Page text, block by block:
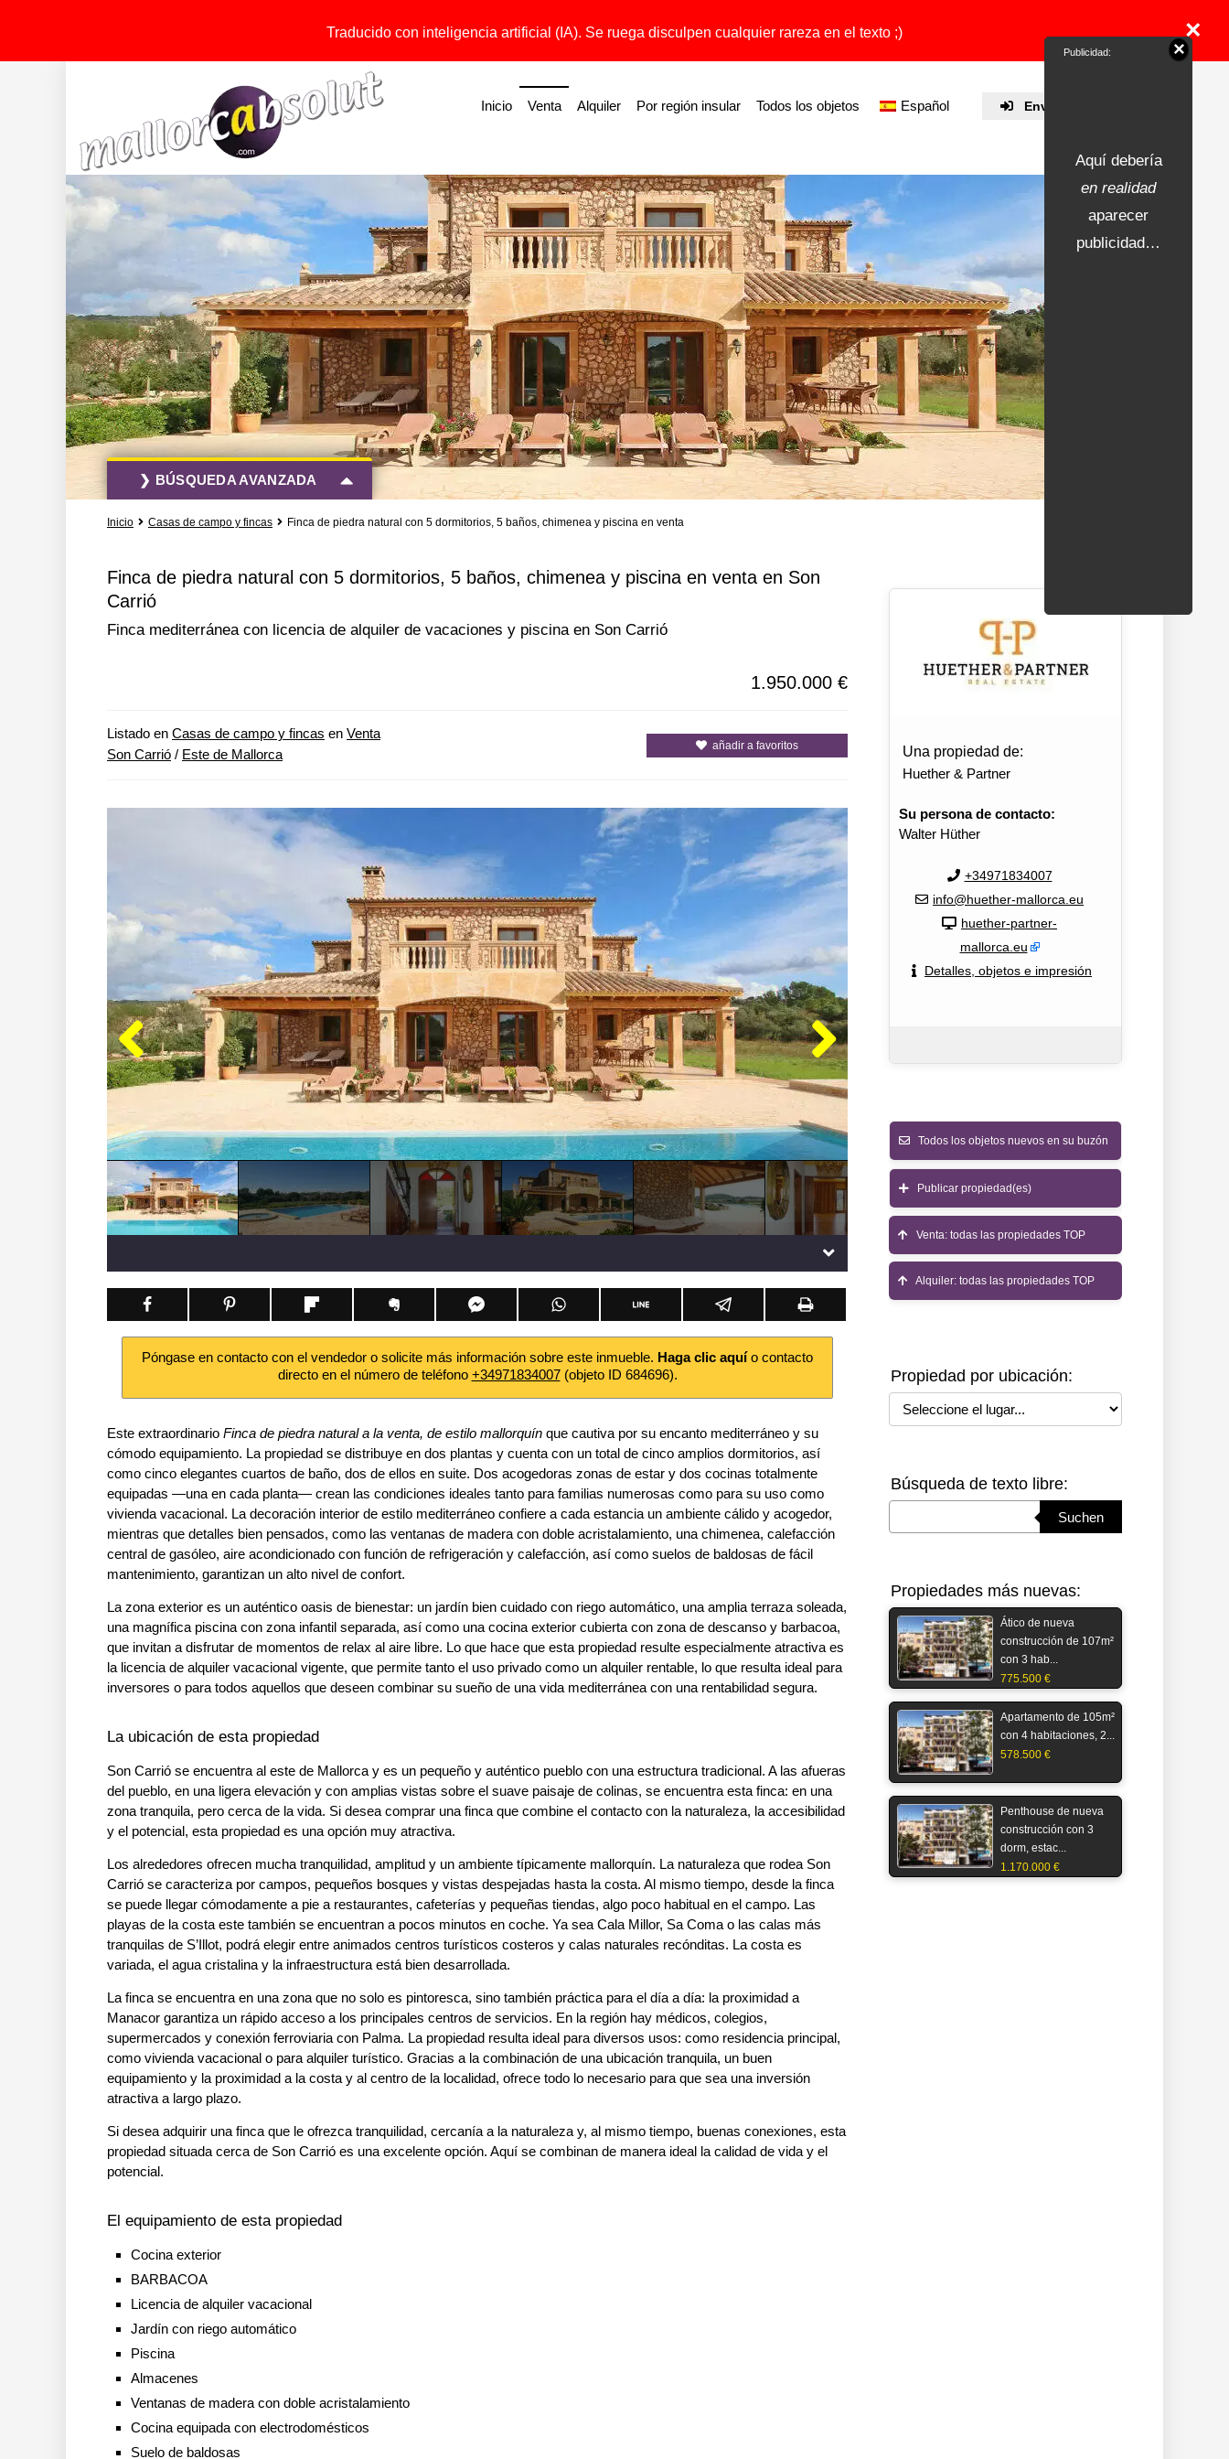
Traducido con inteligencia artificial (IA). Se ruega disculpen cualquier rareza en el texto ;) ×
Enviar propiedad
Inicio Venta Alquiler Por región insular Todos los objetos Español
❯ BÚSQUEDA AVANZADA
Todas las acciones Todas las ciudades
Más opciones de búsqueda
Inicio Casas de campo y fincas Finca de piedra natural con 5 dormitorios, 5 baños, chimenea y piscina en venta
Finca de piedra natural con 5 dormitorios, 5 baños, chimenea y piscina en venta en Son
Carrió
Finca mediterránea con licencia de alquiler de vacaciones y piscina en Son Carrió
1.950.000 €
Listado en Casas de campo y fincas en Venta
Son Carrió / Este de Mallorca
añadir a favoritos
Póngase en contacto con el vendedor o solicite más información sobre este inmueble. Haga clic aquío contacto
directo en el número de teléfono +34971834007(objeto ID 684696).
Este extraordinario Finca de piedra natural a la venta, de estilo mallorquín que cautiva por su encanto mediterráneo y su
cómodo equipamiento. La propiedad se distribuye en dos plantas y cuenta con un total de cinco amplios dormitorios, así
como cinco elegantes cuartos de baño, dos de ellos en suite. Dos acogedoras zonas de estar y dos cocinas totalmente
equipadas —una en cada planta— crean las condiciones ideales tanto para familias numerosas como para su uso como
vivienda vacacional. La decoración interior de estilo mediterráneo confiere a cada estancia un ambiente cálido y acogedor,
mientras que detalles bien pensados, como las ventanas de madera con doble acristalamiento, una chimenea, calefacción
central de gasóleo, aire acondicionado con función de refrigeración y calefacción, así como suelos de baldosas de fácil
mantenimiento, garantizan un alto nivel de confort.
La zona exterior es un auténtico oasis de bienestar: un jardín bien cuidado con riego automático, una amplia terraza soleada,
una magnífica piscina con zona infantil separada, así como una cocina exterior cubierta con zona de descanso y barbacoa,
que invitan a disfrutar de momentos de relax al aire libre. Lo que hace que esta propiedad resulte especialmente atractiva es
la licencia de alquiler vacacional vigente, que permite tanto el uso privado como un alquiler rentable, lo que resulta ideal para
inversores o para todos aquellos que deseen combinar su sueño de una vida mediterránea con una rentabilidad segura.
La ubicación de esta propiedad
Son Carrió se encuentra al este de Mallorca y es un pequeño y auténtico pueblo con una estructura tradicional. A las afueras
del pueblo, en una ligera elevación y con amplias vistas sobre el suave paisaje de colinas, se encuentra esta finca: en una
zona tranquila, pero cerca de la vida. Si desea comprar una finca que combine el contacto con la naturaleza, la accesibilidad
y el potencial, esta propiedad es una opción muy atractiva.
Los alrededores ofrecen mucha tranquilidad, amplitud y un ambiente típicamente mallorquín. La naturaleza que rodea Son
Carrió se caracteriza por campos, pequeños bosques y vistas despejadas hasta la costa. Al mismo tiempo, desde la finca
se puede llegar cómodamente a pie a restaurantes, cafeterías y pequeñas tiendas, algo poco habitual en el campo. Las
playas de la costa este también se encuentran a pocos minutos en coche. Ya sea Cala Millor, Sa Coma o las calas más
tranquilas de S’Illot, podrá elegir entre animados centros turísticos costeros y calas naturales recónditas. La costa es
variada, el agua cristalina y la infraestructura está bien desarrollada.
La finca se encuentra en una zona que no solo es pintoresca, sino también práctica para el día a día: la proximidad a
Manacor garantiza un rápido acceso a los principales centros de servicios. En la región hay médicos, colegios,
supermercados y conexión ferroviaria con Palma. La propiedad resulta ideal para diversos usos: como residencia principal,
como vivienda vacacional o para alquiler turístico. Gracias a la combinación de una ubicación tranquila, un buen
equipamiento y la proximidad a la costa y al centro de la localidad, ofrece todo lo necesario para que sea una inversión
atractiva a largo plazo.
Si desea adquirir una finca que le ofrezca tranquilidad, cercanía a la naturaleza y, al mismo tiempo, buenas conexiones, esta
propiedad situada cerca de Son Carrió es una excelente opción. Aquí se combinan de manera ideal la calidad de vida y el
potencial.
El equipamiento de esta propiedad
Cocina exterior
BARBACOA
Licencia de alquiler vacacional
Jardín con riego automático
Piscina
Almacenes
Ventanas de madera con doble acristalamiento
Cocina equipada con electrodomésticos
Suelo de baldosas
Una propiedad de:
Huether & Partner
Su persona de contacto:
Walter Hüther
+34971834007
info@huether-mallorca.eu
huether-partner-
mallorca.eu
Detalles, objetos e impresión
Todos los objetos nuevos en su buzón
Publicar propiedad(es)
Venta: todas las propiedades TOP
Alquiler: todas las propiedades TOP
Propiedad por ubicación:
Seleccione el lugar
Búsqueda de texto libre:
Suchen
Propiedades más nuevas:
Ático de nueva
construcción de 107m²
con 3 hab...
775.500 €
Apartamento de 105m²
con 4 habitaciones, 2...
578.500 €
Penthouse de nueva
construcción con 3
dorm, estac...
1.170.000 €
Publicidad:
Aquí debería
en realidad
aparecer
publicidad…
×